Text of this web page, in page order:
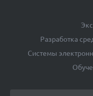
Разработка
Системы